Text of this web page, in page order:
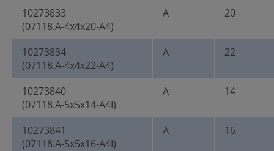
10273833
(07118.A-4x4x20-A4)
A 20
10273834
(07118.A-4x4x22-A4)
A 22
10273840
(07118.A-5x5x14-A4I)
A 14
10273841
(07118.A-5x5x16-A4I)
A 16